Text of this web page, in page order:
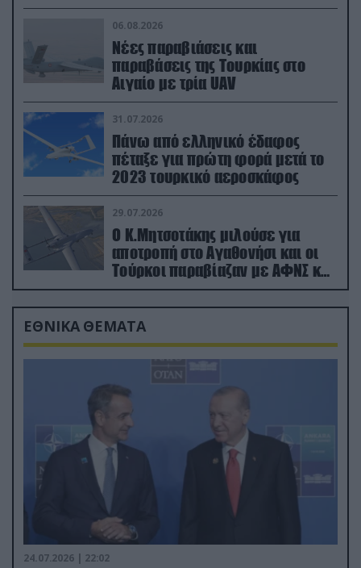
06.08.2026
Νέες παραβιάσεις και
παραβάσεις της Τουρκίας στο
Αιγαίο με τρία UAV
31.07.2026
Πάνω από ελληνικό έδαφος
πέταξε για πρώτη φορά μετά το
2023 τουρκικό αεροσκάφος
29.07.2026
Ο Κ.Μητσοτάκης μιλούσε για
αποτροπή στο Αγαθονήσι και οι
Τούρκοι παραβίαζαν με ΑΦΝΣ και
drone
ΕΘΝΙΚΑ ΘΕΜΑΤΑ
24.07.2026 | 22:02